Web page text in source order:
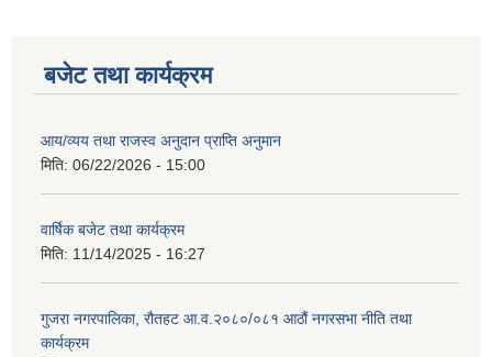
बजेट तथा कार्यक्रम
आय/व्यय तथा राजस्व अनुदान प्राप्ति अनुमान
मिति: 06/22/2026 - 15:00
वार्षिक बजेट तथा कार्यक्रम
मिति: 11/14/2025 - 16:27
गुजरा नगरपालिका, रौतहट आ.व.२०८०/०८१ आठौं नगरसभा नीति तथा
कार्यक्रम